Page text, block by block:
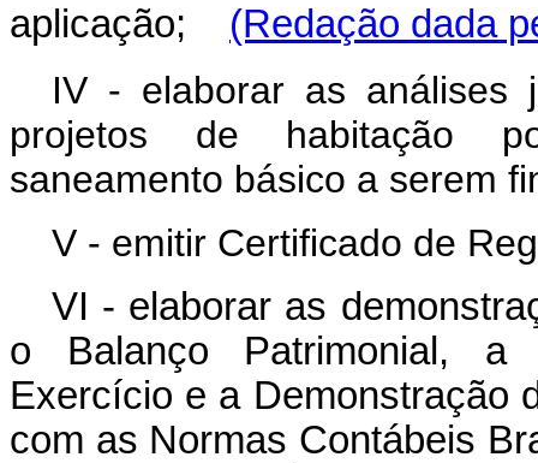
aplicação; (Redação dada
IV - elaborar as análises
projetos de habitação
saneamento básico a serem
V - emitir Certificado de
VI - elaborar as
o Balanço Patrimonial, a
Exercício e a Demonstração
com as Normas Contábeis